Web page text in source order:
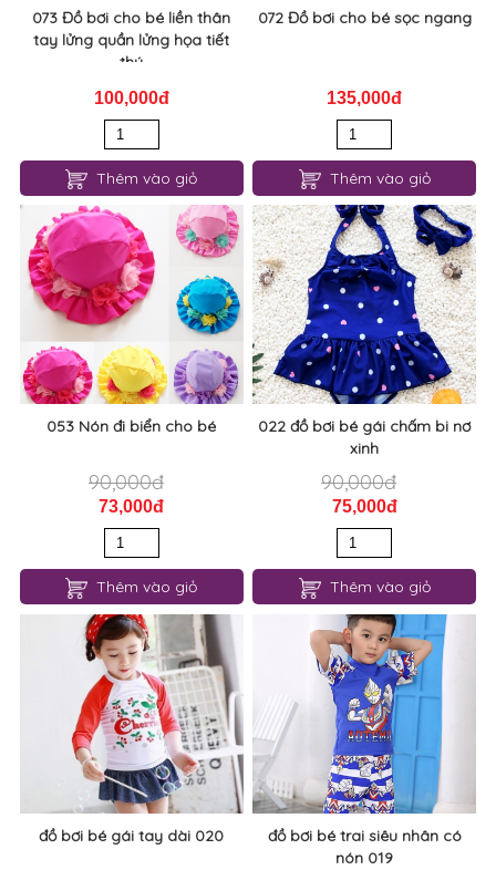
073 Đồ bơi cho bé liền thân
tay lửng quần lửng họa tiết
thú
100,000đ
Thêm vào giỏ
072 Đồ bơi cho bé sọc ngang
135,000đ
Thêm vào giỏ
053 Nón đi biển cho bé
90,000đ
73,000đ
Thêm vào giỏ
022 đồ bơi bé gái chấm bi nơ
xinh
90,000đ
75,000đ
Thêm vào giỏ
đồ bơi bé gái tay dài 020
đồ bơi bé trai siêu nhân có
nón 019